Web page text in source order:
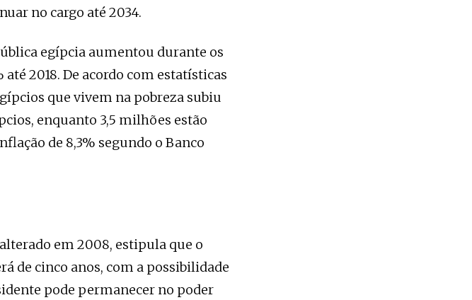
no cargo até 2034.
egípcia aumentou durante os
até 2018. De acordo com estatísticas
que vivem na pobreza subiu
enquanto 3,5 milhões estão
de 8,3% segundo o Banco
em 2008, estipula que o
de cinco anos, com a possibilidade
pode permanecer no poder